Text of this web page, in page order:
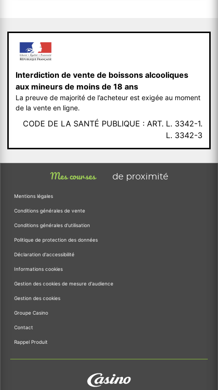
Interdiction de vente de boissons alcooliques
aux mineurs de moins de 18 ans
La preuve de majorité de l’acheteur est exigée au moment
de la vente en ligne.
CODE DE LA SANTÉ PUBLIQUE : ART. L. 3342-1.
L. 3342-3
Mes courses de proximité
Mentions légales
Conditions générales de vente
Conditions générales d'utilisation
Politique de protection des données
Déclaration d'accessibilité
Informations cookies
Gestion des cookies de mesure d'audience
Gestion des cookies
Groupe Casino
Contact
Rappel Produit